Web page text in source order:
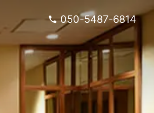
050-5487-6814